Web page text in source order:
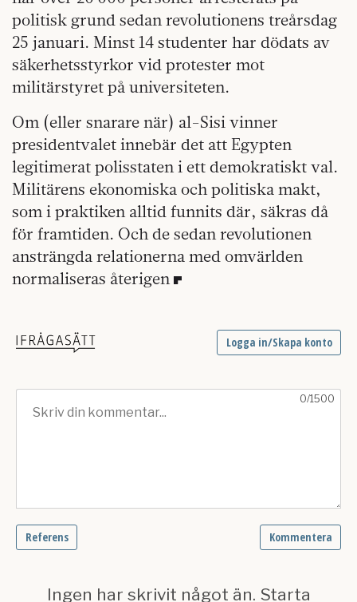
politisk grund sedan revolutionens treårsdag
25 januari. Minst 14 studenter har dödats av
säkerhetsstyrkor vid protester mot
militärstyret på universiteten.
Om (eller snarare när) al-Sisi vinner
presidentvalet innebär det att Egypten
legitimerat polisstaten i ett demokratiskt val.
Militärens ekonomiska och politiska makt,
som i praktiken alltid funnits där, säkras då
för framtiden. Och de sedan revolutionen
ansträngda relationerna med omvärlden
normaliseras återigen